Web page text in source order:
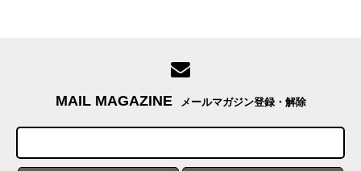
MAIL MAGAZINE メールマガジン登録・解除